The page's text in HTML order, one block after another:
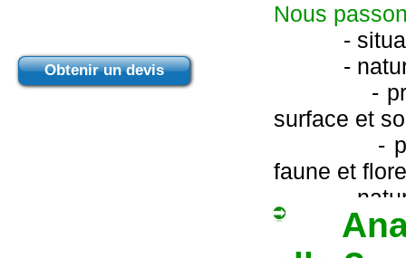
Obtenir un devis
Nous
-
- nature
-
surface et
-
faune et
- nature
-
-